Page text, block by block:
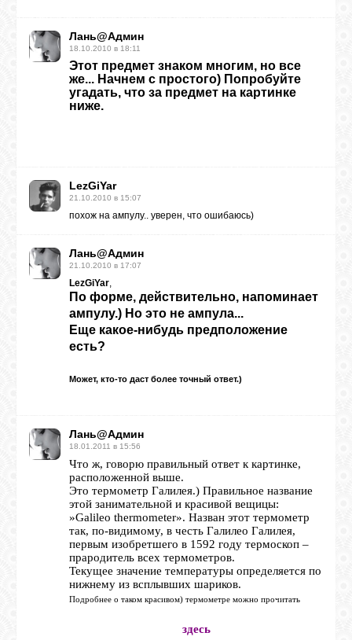
ВИДЕО
Лань@Админ
18.10.2010 в 18:11
Этот предмет знаком многим, но все
же... Начнем с простого) Попробуйте
угадать, что за предмет на картинке
ниже.
LezGiYar
21.10.2010 в 15:07
похож на ампулу.. уверен, что ошибаюсь)
Лань@Админ
21.10.2010 в 17:07
LezGiYar,
По форме, действительно, напоминает
ампулу.) Но это не ампула...
Еще какое-нибудь предположение
есть?
Может, кто-то даст более точный ответ.)
Лань@Админ
18.01.2011 в 15:56
Что ж, говорю правильный ответ к картинке,
расположенной выше.
Это термометр Галилея.) Правильное название
этой занимательной и красивой вещицы:
»Galileo thermometer». Назван этот термометр
так, по-видимому, в честь Галилео Галилея,
первым изобретшего в 1592 году термоскоп –
прародитель всех термометров.
Текущее значение температуры определяется по
нижнему из всплывших шариков.
Подробнее о таком красивом) термометре можно прочитать
здесь